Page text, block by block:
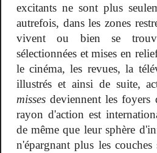
excitants ne sont plus
autrefois, dans les zones
vivent ou bien se
sélectionnées et mises en
le cinéma, les revues, la
illustrés et ainsi de suite,
missesdeviennent les foyers
rayon d'action est
de même que leur sphère
n'épargnant plus les